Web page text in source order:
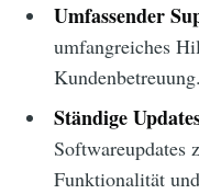
Umfassender
umfangreiches
Kundenbetreuung.
Ständige
Softwareupdates
Funktionalität